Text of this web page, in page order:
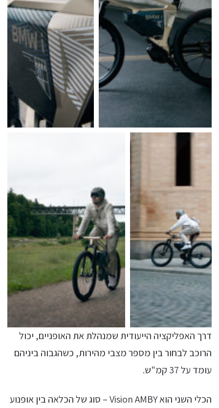
דרך האפליקציה הייעודית שמנהלת את האופניים, יכול
הרוכב לבחור בין מספר מצבי מהירות, כשהגבוה ביניהם
עומד על 37 קמ"ש.
הכלי השני הוא Vision AMBY – סוג של הכלאה בין אופנוע